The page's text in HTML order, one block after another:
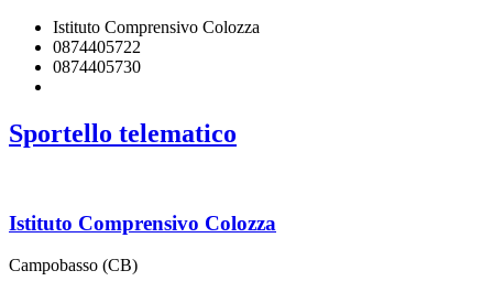
Istituto Comprensivo Colozza
0874405722
0874405730
Sportello telematico
Istituto Comprensivo Colozza
Campobasso (CB)